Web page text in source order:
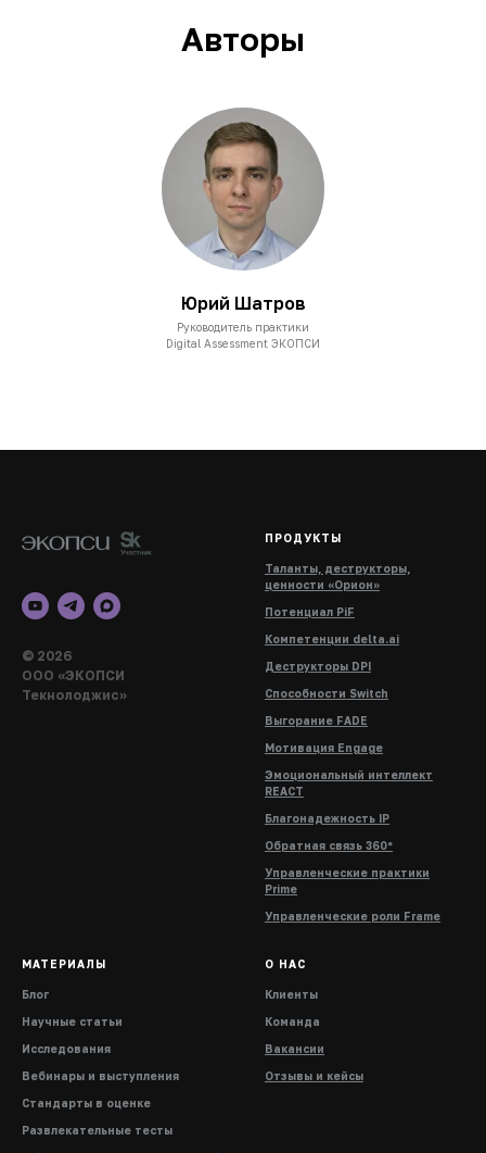
Авторы
Юрий Шатров
Руководитель практики
Digital Assessment ЭКОПСИ
© 2026
ООО «ЭКОПСИ
Текнолоджис»
ПРОДУКТЫ
Таланты, деструкторы,
ценности «Орион»
Потенциал PiF
Компетенции delta.ai
Деструкторы DPI
Способности Switch
Выгорание FADE
Мотивация Engage
Эмоциональный интеллект
REACT
Благонадежность IP
Обратная связь 360°
Управленческие практики
Prime
Управленческие роли Frame
МАТЕРИАЛЫ
Блог
Научные статьи
Исследования
Вебинары и выступления
Стандарты в оценке
Развлекательные тесты
О НАС
Клиенты
Команда
Вакансии
Отзывы и кейсы